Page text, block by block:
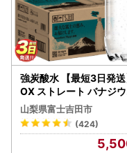
14条の7第2項の規定
地方団体として指定さ
指定対象期間は、令和
です。
■糸島市ふるさと納税
TEL：050-8885-0495
FAX：092-332-2305
強炭酸水 【最短3日発
OX ストレート バナジウ
強炭酸水 35本 500ml ラ
ルレス【富士吉田市限定
ートン】 炭酸
山梨県富士吉田市
(424)